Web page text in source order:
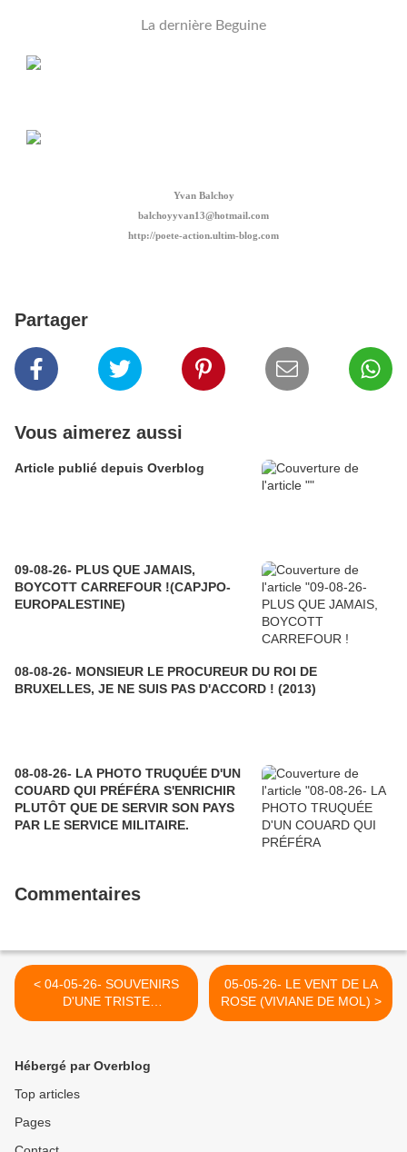
La dernière Beguine
Yvan Balchoy
balchoyyvan13@hotmail.com
http://poete-action.ultim-blog.com
Partager
Vous aimerez aussi
Article publié depuis Overblog
09-08-26- PLUS QUE JAMAIS,
BOYCOTT CARREFOUR !(CAPJPO-
EUROPALESTINE)
08-08-26- MONSIEUR LE PROCUREUR DU ROI DE
BRUXELLES, JE NE SUIS PAS D'ACCORD ! (2013)
08-08-26- LA PHOTO TRUQUÉE D'UN
COUARD QUI PRÉFÉRA S'ENRICHIR
PLUTÔT QUE DE SERVIR SON PAYS
PAR LE SERVICE MILITAIRE.
Commentaires
< 04-05-26- SOUVENIRS
D'UNE TRISTE
OCCUPATION EN MA
QUE J'APPELLE LE
DRAME PALESTINIEN
05-05-26- LE VENT DE LA
ROSE (VIVIANE DE MOL) >
Hébergé par Overblog
Top articles
Pages